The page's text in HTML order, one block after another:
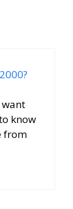
want
know
from